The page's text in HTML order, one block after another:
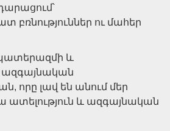
բռնություններ ու մահեր
պատերազմի և
ազգայնական
որը լավ են անում մեր
ատելություն և ազգայնական